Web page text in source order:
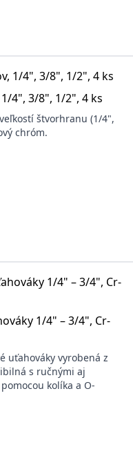
4", 3/8", 1/2", 4 ks
štvorhranu (1/4",
chróm.
1/4" – 3/4", Cr-
uťahováky vyrobená z
s ručnými aj
kolíka a O-